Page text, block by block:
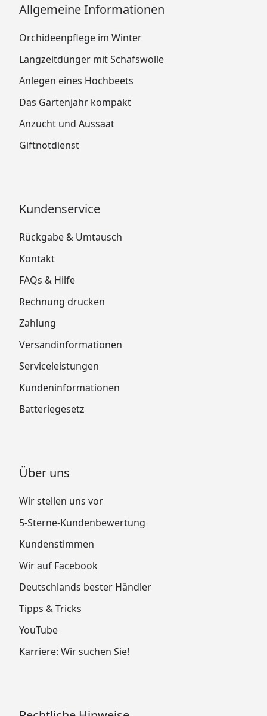
Allgemeine Informationen
Orchideenpflege im Winter
Langzeitdünger mit Schafswolle
Anlegen eines Hochbeets
Das Gartenjahr kompakt
Anzucht und Aussaat
Giftnotdienst
Kundenservice
Rückgabe & Umtausch
Kontakt
FAQs & Hilfe
Rechnung drucken
Zahlung
Versandinformationen
Serviceleistungen
Kundeninformationen
Batteriegesetz
Über uns
Wir stellen uns vor
5-Sterne-Kundenbewertung
Kundenstimmen
Wir auf Facebook
Deutschlands bester Händler
Tipps & Tricks
YouTube
Karriere: Wir suchen Sie!